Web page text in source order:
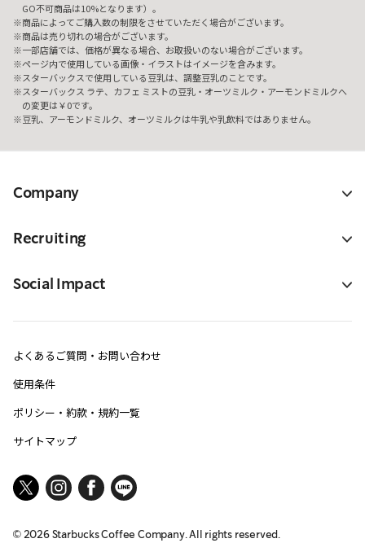
GO不可商品は10%となります）。
商品によってご購入数の制限をさせていただく場合がございます。
商品は売り切れの場合がございます。
一部店舗では、価格が異なる場合、お取扱いのない場合がございます。
ページ内で使用している画像・イラストはイメージを含みます。
スターバックスで使用している豆乳は、調整豆乳のことです。
スターバックス ラテ、カフェ ミストの豆乳・オーツミルク・アーモンドミルクへ
の変更は￥0です。
豆乳、アーモンドミルク、オーツミルクは牛乳や乳飲料ではありません。
Company
Recruiting
Social Impact
よくあるご質問・お問い合わせ
使用条件
ポリシー・約款・規約一覧
サイトマップ
© 2026Starbucks Coffee Company. All rights reserved.